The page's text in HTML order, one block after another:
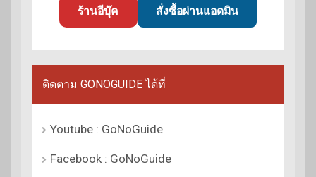
ร้านอีบุ๊ค สั่งซื้อผ่านแอดมิน
ติดตาม GONOGUIDE ได้ที่
Youtube : GoNoGuide
Facebook : GoNoGuide